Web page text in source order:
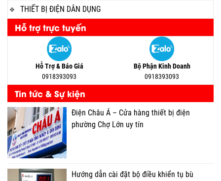
THIẾT BỊ ĐIỆN DÂN DỤNG
Hỗ trợ trực tuyến
Hỗ Trợ & Báo Giá
0918393093
Bộ Phận Kinh Doanh
0918393093
Tin tức & Sự kiện
Điện Châu Á – Cửa hàng thiết bị điện
phường Chợ Lớn uy tín
Hướng dẫn cài đặt bộ điều khiển tụ bù